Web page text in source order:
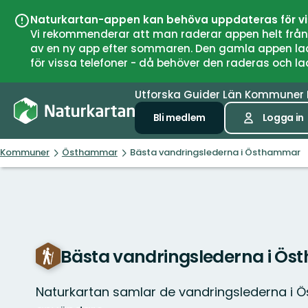
Naturkartan-appen kan behöva uppdateras för
Vi rekommenderar att man raderar appen helt
av en ny app efter sommaren. Den gamla
för vissa telefoner - då behöver den raderas och
Utforska Guider Län Kommuner
Bli medlem Logga in
Kommuner Östhammar Bästa vandringslederna i Östhammar
Bästa vandringslederna i
Naturkartan samlar de vandringslederna i